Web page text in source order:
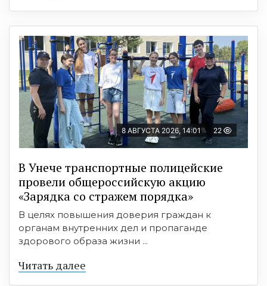
8 АВГУСТА 2026, 14:01 22
В Унече транспортные полицейские
провели общероссийскую акцию
«Зарядка со стражем порядка»
В целях повышения доверия граждан к
органам внутренних дел и пропаганде
здорового образа жизни ...
Читать далее